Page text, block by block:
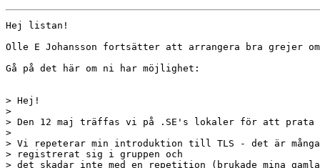
Hej listan!
Olle E Johansson fortsätter att arrangera bra grejer
Gå på det här om ni har möjlighet:
> Hej!
>
> Den 12 maj träffas vi på .SE's lokaler för att prata
>
> Vi repeterar min introduktion till TLS - det är många
> registrerat sig i gruppen och
> det skadar inte med en repetition (brukade mina